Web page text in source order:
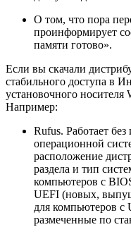
О том, что пора
проинформирует
памяти готово».
Если вы скачали
стабильного доступа в
установочного
Например:
Rufus. Работает
операционной
расположение
раздела и тип
компьютеров с
UEFI (новых,
для компьютеров с
размеченные по